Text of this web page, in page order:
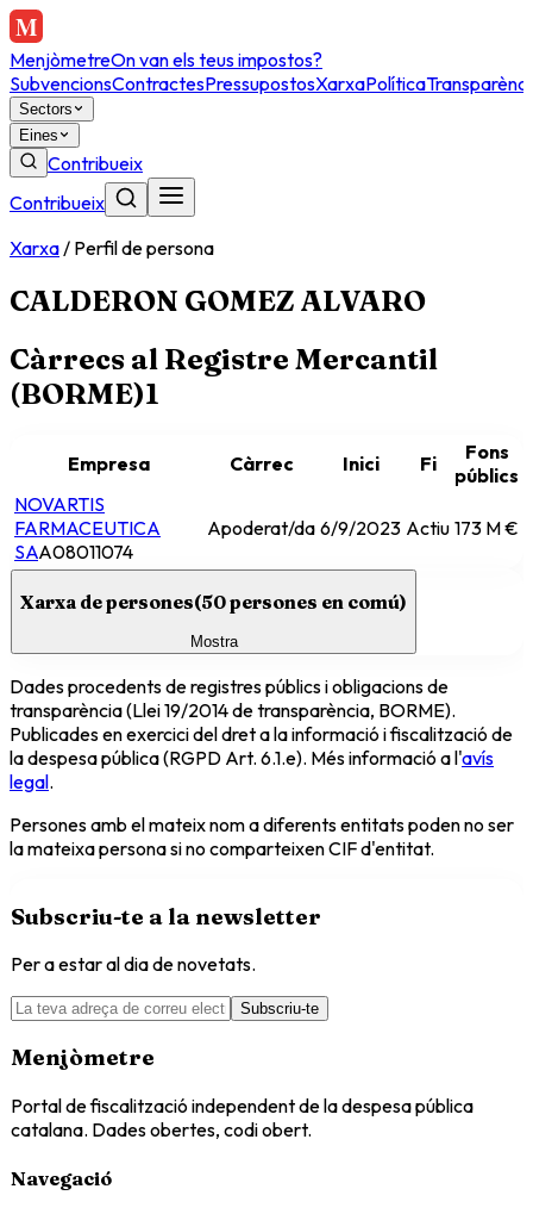
MenjòmetreOn van els teus impostos?
SubvencionsContractesPressupostosXarxaPolítica
Sectors
Eines
Contribueix
Contribueix
Xarxa/ Perfil de persona
CALDERON GOMEZ ALVARO
Càrrecs al Registre Mercantil
(BORME)1
Empresa Càrrec Inici Fi
Fons
públics
NOVARTIS
FARMACEUTICA
SAA08011074
Apoderat/da 6/9/2023 Actiu 173 M €
Xarxa de persones(50persones en comú)
Mostra
Dades procedents de registres públics i obligacions de
transparència (Llei 19/2014 de transparència, BORME).
Publicades en exercici del dret a la informació i fiscalització de
la despesa pública (RGPD Art. 6.1.e). Més informació a l'avís
legal.
Persones amb el mateix nom a diferents entitats poden no ser
la mateixa persona si no comparteixen CIF d'entitat.
Subscriu-te a la newsletter
Per a estar al dia de novetats.
Subscriu-te
Menjòmetre
Portal de fiscalització independent de la despesa pública
catalana. Dades obertes, codi obert.
Navegació